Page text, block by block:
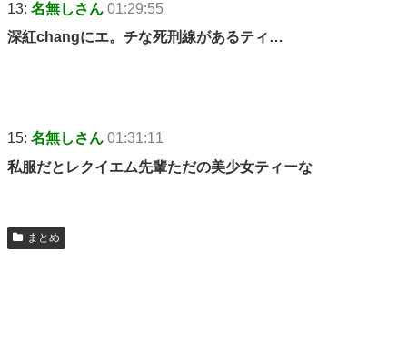
13: 名無しさん 01:29:55
深紅changにエ。チな死刑線があるティ…
15: 名無しさん 01:31:11
私服だとレクイエム先輩ただの美少女ティーな
まとめ